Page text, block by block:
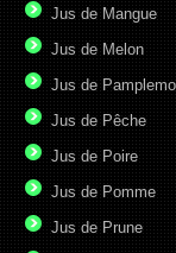
Jus de Mangue
Jus de Melon
Jus de
Jus de Pêche
Jus de Poire
Jus de Pomme
Jus de Prune